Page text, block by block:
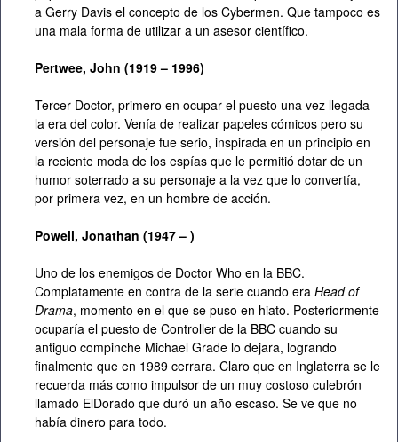
a Gerry Davis el concepto de los Cybermen. Que tampoco es
una mala forma de utilizar a un asesor científico.
Pertwee, John (1919 – 1996)
Tercer Doctor, primero en ocupar el puesto una vez llegada
la era del color. Venía de realizar papeles cómicos pero su
versión del personaje fue serio, inspirada en un principio en
la reciente moda de los espías que le permitió dotar de un
humor soterrado a su personaje a la vez que lo convertía,
por primera vez, en un hombre de acción.
Powell, Jonathan (1947 – )
Uno de los enemigos de Doctor Who en la BBC.
Complatamente en contra de la serie cuando era Head of
Drama, momento en el que se puso en hiato. Posteriormente
ocuparía el puesto de Controller de la BBC cuando su
antiguo compinche Michael Grade lo dejara, logrando
finalmente que en 1989 cerrara. Claro que en Inglaterra se le
recuerda más como impulsor de un muy costoso culebrón
llamado ElDorado que duró un año escaso. Se ve que no
había dinero para todo.